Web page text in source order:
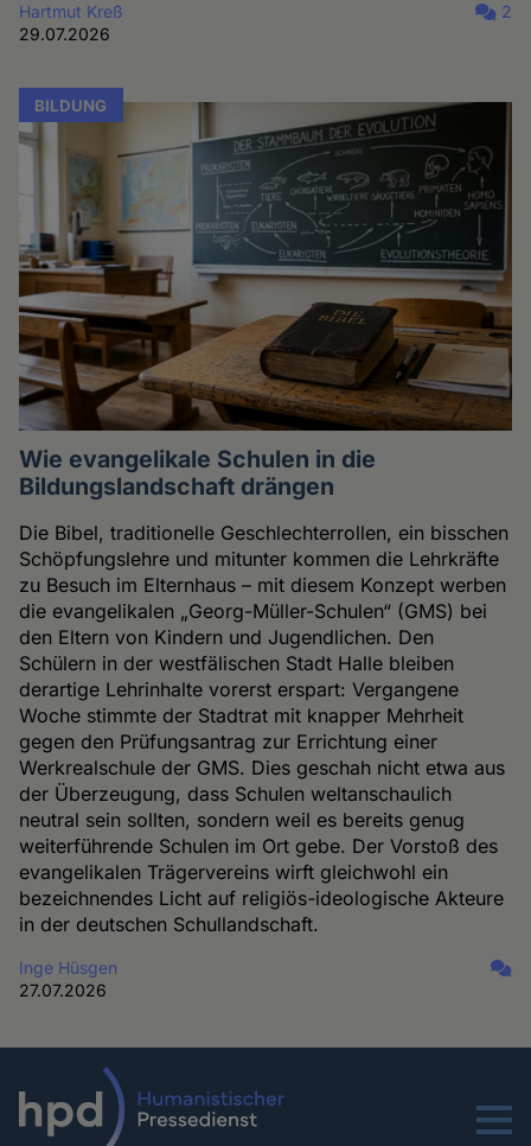
Hartmut Kreß
29.07.2026
2
BILDUNG
Wie evangelikale Schulen in die
Bildungslandschaft drängen
Die Bibel, traditionelle Geschlechterrollen, ein bisschen
Schöpfungslehre und mitunter kommen die Lehrkräfte
zu Besuch im Elternhaus – mit diesem Konzept werben
die evangelikalen „Georg-Müller-Schulen“ (GMS) bei
den Eltern von Kindern und Jugendlichen. Den
Schülern in der westfälischen Stadt Halle bleiben
derartige Lehrinhalte vorerst erspart: Vergangene
Woche stimmte der Stadtrat mit knapper Mehrheit
gegen den Prüfungsantrag zur Errichtung einer
Werkrealschule der GMS. Dies geschah nicht etwa aus
der Überzeugung, dass Schulen weltanschaulich
neutral sein sollten, sondern weil es bereits genug
weiterführende Schulen im Ort gebe. Der Vorstoß des
evangelikalen Trägervereins wirft gleichwohl ein
bezeichnendes Licht auf religiös-ideologische Akteure
in der deutschen Schullandschaft.
Inge Hüsgen
27.07.2026
Menu